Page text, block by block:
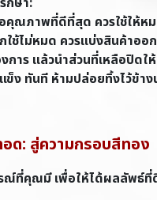
คุณภาพที่ดีที่สุด ควรใช้ให้ห
ใช้ไม่หมด ควรแบ่งสินค้าออ
การ แล้วนำส่วนที่เหลือปิดใ
ข็ง ทันที ห้ามปล่อยทิ้งไว้ข้า
อด: สู่ความกรอบสีทอง
ณ์ที่คุณมี เพื่อให้ได้ผลลัพธ์